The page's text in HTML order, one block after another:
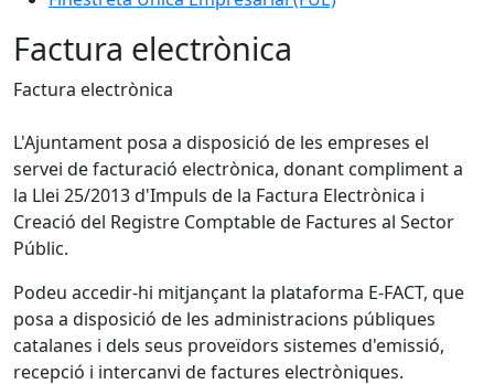
Factura electrònica
Factura electrònica
L'Ajuntament posa a disposició de les empreses el
servei de facturació electrònica, donant compliment a
la Llei 25/2013 d'Impuls de la Factura Electrònica i
Creació del Registre Comptable de Factures al Sector
Públic.
Podeu accedir-hi mitjançant la plataforma E-FACT, que
posa a disposició de les administracions públiques
catalanes i dels seus proveïdors sistemes d'emissió,
recepció i intercanvi de factures electròniques.